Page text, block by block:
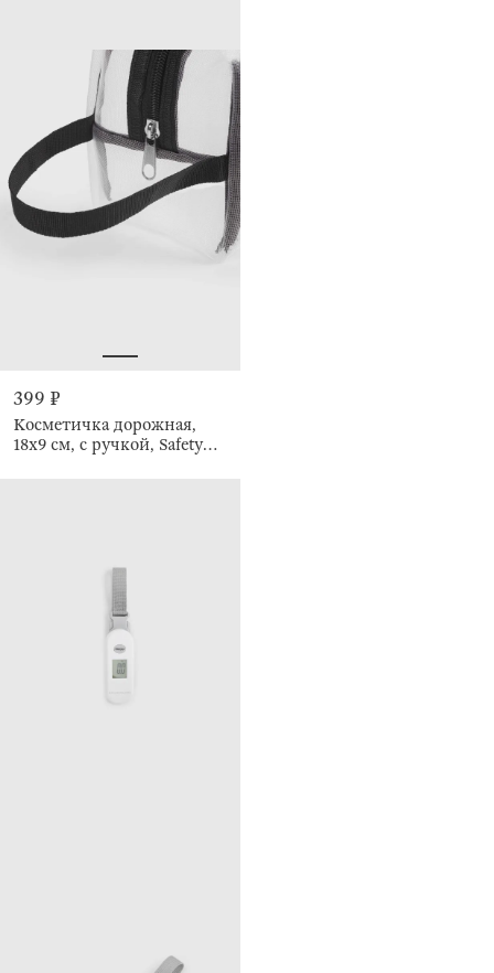
399 ₽
Косметичка дорожная,
18х9 см, с ручкой, Safety